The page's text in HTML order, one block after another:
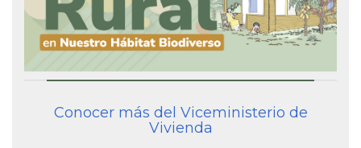
Conocer más del Viceministerio de
Vivienda